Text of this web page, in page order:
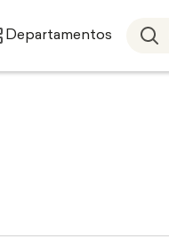
Departamentos